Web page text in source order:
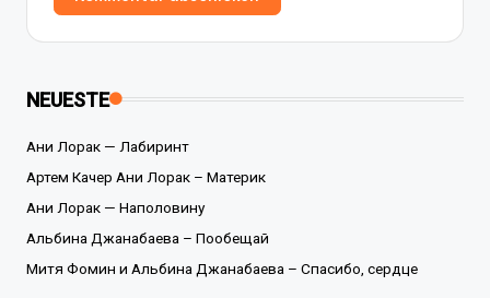
NEUESTE
Ани Лорак — Лабиринт
Артем Качер Ани Лорак – Материк
Ани Лорак — Наполовину
Альбина Джанабаева – Пообещай
Митя Фомин и Альбина Джанабаева – Спасибо, сердце